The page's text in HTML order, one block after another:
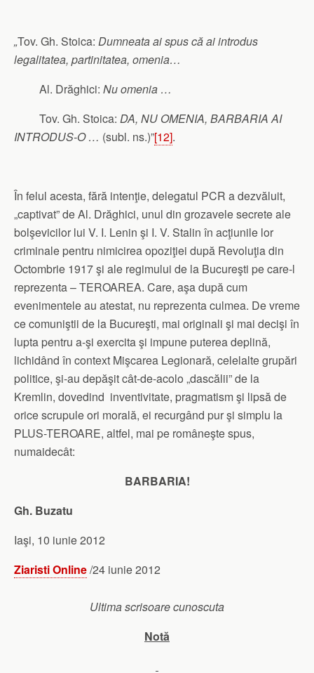
„Tov. Gh. Stoica: Dumneata ai spus că ai introdus
legalitatea, partinitatea, omenia…
Al. Drăghici: Nu omenia …
Tov. Gh. Stoica: DA, NU OMENIA, BARBARIA AI
INTRODUS-O … (subl. ns.)”[12].
În felul acesta, fără intenţie, delegatul PCR a dezvăluit,
„captivat” de Al. Drăghici, unul din grozavele secrete ale
bolşevicilor lui V. I. Lenin şi I. V. Stalin în acţiunile lor
criminale pentru nimicirea opoziţiei după Revoluţia din
Octombrie 1917 şi ale regimului de la Bucureşti pe care-l
reprezenta – TEROAREA. Care, aşa după cum
evenimentele au atestat, nu reprezenta culmea. De vreme
ce comuniştii de la Bucureşti, mai originali şi mai decişi în
lupta pentru a-şi exercita şi impune puterea deplină,
lichidând în context Mişcarea Legionară, celelalte grupări
politice, şi-au depăşit cât-de-acolo „dascălii” de la
Kremlin, dovedind inventivitate, pragmatism şi lipsă de
orice scrupule ori morală, ei recurgând pur şi simplu la
PLUS-TEROARE, altfel, mai pe româneşte spus,
numaidecât:
BARBARIA!
Gh. Buzatu
Iaşi, 10 iunie 2012
Ziaristi Online/24 iunie 2012
Ultima scrisoare cunoscuta
Notă